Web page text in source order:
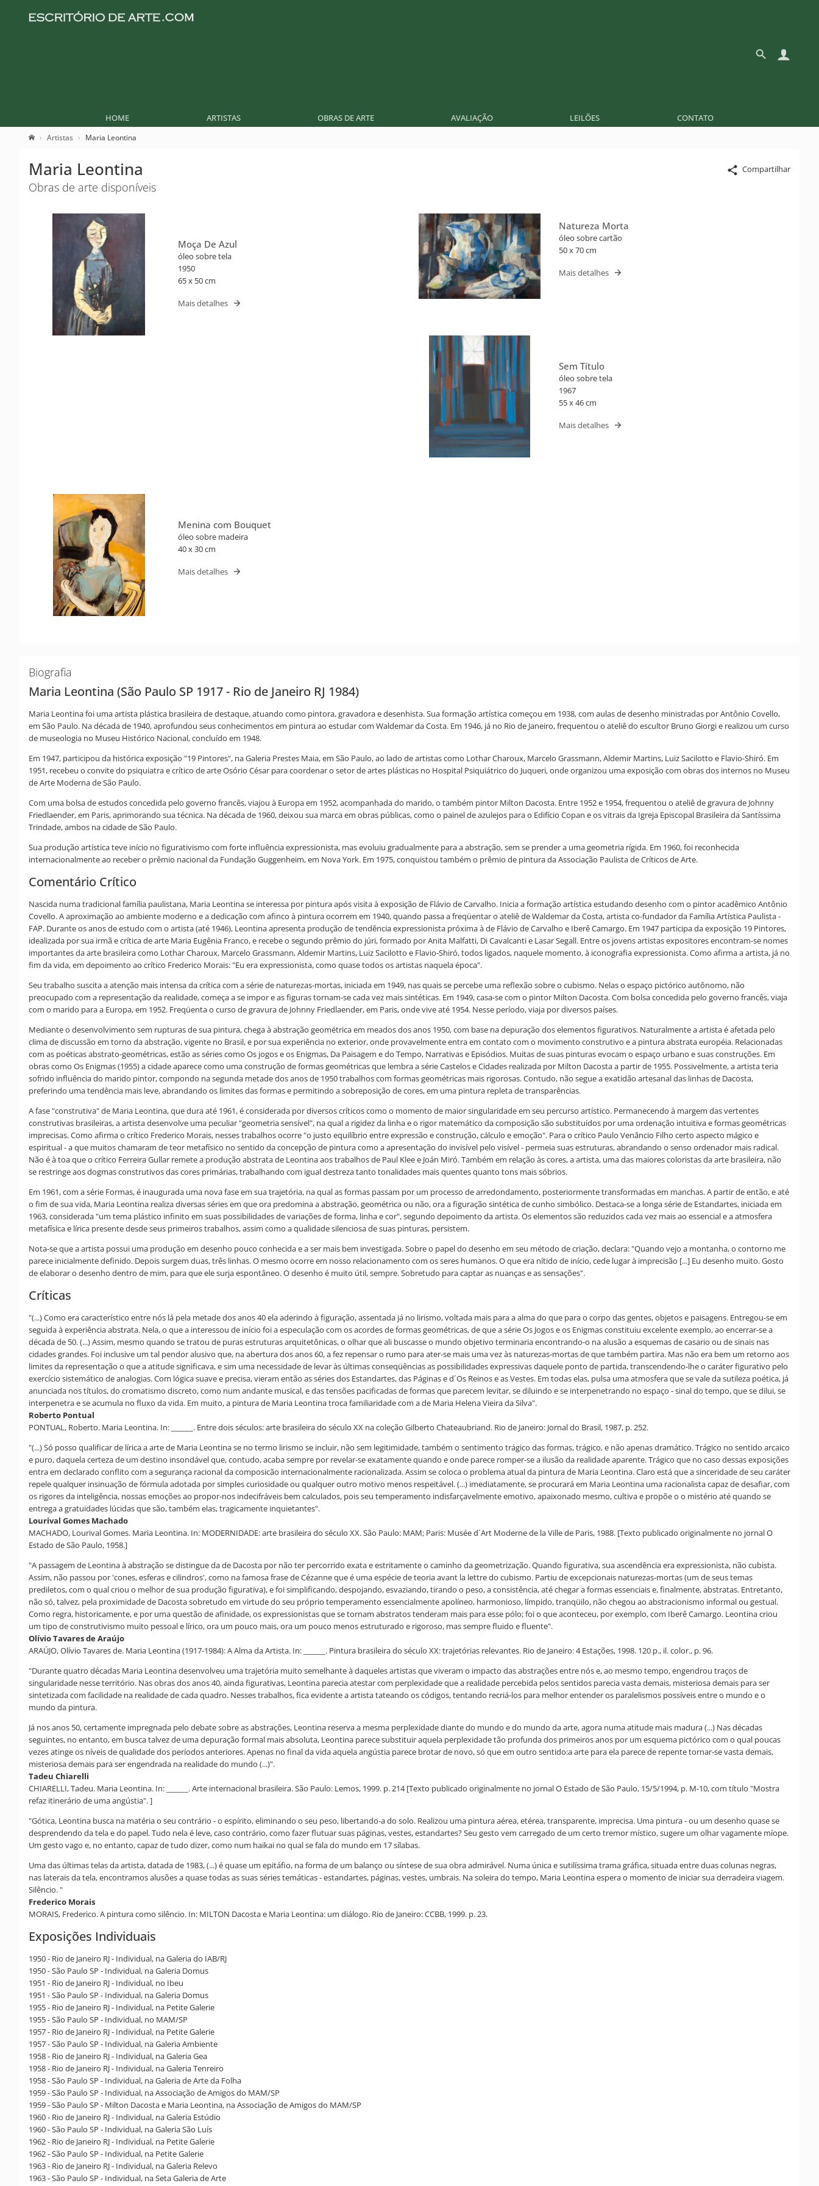
HOME ARTISTAS OBRAS DE ARTE AVALIAÇÃO LEILÕES CONTATO
Artistas Maria Leontina
Compartilhar
Maria Leontina
Obras de arte disponíveis
Moça De Azul
óleo sobre tela
1950
65 x 50 cm
Mais detalhes
Natureza Morta
óleo sobre cartão
50 x 70 cm
Mais detalhes
Sem Título
óleo sobre tela
1967
55 x 46 cm
Mais detalhes
Menina com Bouquet
óleo sobre madeira
40 x 30 cm
Mais detalhes
Biografia
Maria Leontina (São Paulo SP 1917 - Rio de Janeiro RJ 1984)
Maria Leontina foi uma artista plástica brasileira de destaque, atuando como pintora, gravadora e desenhista. Sua formação artística começou em 1938, com aulas de desenho ministradas por Antônio Covello,
em São Paulo. Na década de 1940, aprofundou seus conhecimentos em pintura ao estudar com Waldemar da Costa. Em 1946, já no Rio de Janeiro, frequentou o ateliê do escultor Bruno Giorgi e realizou um curso
de museologia no Museu Histórico Nacional, concluído em 1948.
Em 1947, participou da histórica exposição "19 Pintores", na Galeria Prestes Maia, em São Paulo, ao lado de artistas como Lothar Charoux, Marcelo Grassmann, Aldemir Martins, Luiz Sacilotto e Flavio-Shiró. Em
1951, recebeu o convite do psiquiatra e crítico de arte Osório César para coordenar o setor de artes plásticas no Hospital Psiquiátrico do Juqueri, onde organizou uma exposição com obras dos internos no Museu
de Arte Moderna de São Paulo.
Com uma bolsa de estudos concedida pelo governo francês, viajou à Europa em 1952, acompanhada do marido, o também pintor Milton Dacosta. Entre 1952 e 1954, frequentou o ateliê de gravura de Johnny
Friedlaender, em Paris, aprimorando sua técnica. Na década de 1960, deixou sua marca em obras públicas, como o painel de azulejos para o Edifício Copan e os vitrais da Igreja Episcopal Brasileira da Santíssima
Trindade, ambos na cidade de São Paulo.
Sua produção artística teve início no figurativismo com forte influência expressionista, mas evoluiu gradualmente para a abstração, sem se prender a uma geometria rígida. Em 1960, foi reconhecida
internacionalmente ao receber o prêmio nacional da Fundação Guggenheim, em Nova York. Em 1975, conquistou também o prêmio de pintura da Associação Paulista de Críticos de Arte.
Comentário Crítico
Nascida numa tradicional família paulistana, Maria Leontina se interessa por pintura após visita à exposição de Flávio de Carvalho. Inicia a formação artística estudando desenho com o pintor acadêmico Antônio
Covello. A aproximação ao ambiente moderno e a dedicação com afinco à pintura ocorrem em 1940, quando passa a freqüentar o ateliê de Waldemar da Costa, artista co-fundador da Família Artística Paulista -
FAP. Durante os anos de estudo com o artista (até 1946), Leontina apresenta produção de tendência expressionista próxima à de Flávio de Carvalho e Iberê Camargo. Em 1947 participa da exposição 19 Pintores,
idealizada por sua irmã e crítica de arte Maria Eugênia Franco, e recebe o segundo prêmio do júri, formado por Anita Malfatti, Di Cavalcanti e Lasar Segall. Entre os jovens artistas expositores encontram-se nomes
importantes da arte brasileira como Lothar Charoux, Marcelo Grassmann, Aldemir Martins, Luiz Sacilotto e Flavio-Shiró, todos ligados, naquele momento, à iconografia expressionista. Como afirma a artista, já no
fim da vida, em depoimento ao crítico Frederico Morais: "Eu era expressionista, como quase todos os artistas naquela época".
Seu trabalho suscita a atenção mais intensa da crítica com a série de naturezas-mortas, iniciada em 1949, nas quais se percebe uma reflexão sobre o cubismo. Nelas o espaço pictórico autônomo, não
preocupado com a representação da realidade, começa a se impor e as figuras tornam-se cada vez mais sintéticas. Em 1949, casa-se com o pintor Milton Dacosta. Com bolsa concedida pelo governo francês, viaja
com o marido para a Europa, em 1952. Freqüenta o curso de gravura de Johnny Friedlaender, em Paris, onde vive até 1954. Nesse período, viaja por diversos países.
Mediante o desenvolvimento sem rupturas de sua pintura, chega à abstração geométrica em meados dos anos 1950, com base na depuração dos elementos figurativos. Naturalmente a artista é afetada pelo
clima de discussão em torno da abstração, vigente no Brasil, e por sua experiência no exterior, onde provavelmente entra em contato com o movimento construtivo e a pintura abstrata européia. Relacionadas
com as poéticas abstrato-geométricas, estão as séries como Os jogos e os Enigmas, Da Paisagem e do Tempo, Narrativas e Episódios. Muitas de suas pinturas evocam o espaço urbano e suas construções. Em
obras como Os Enigmas (1955) a cidade aparece como uma construção de formas geométricas que lembra a série Castelos e Cidades realizada por Milton Dacosta a partir de 1955. Possivelmente, a artista teria
sofrido influência do marido pintor, compondo na segunda metade dos anos de 1950 trabalhos com formas geométricas mais rigorosas. Contudo, não segue a exatidão artesanal das linhas de Dacosta,
preferindo uma tendência mais leve, abrandando os limites das formas e permitindo a sobreposição de cores, em uma pintura repleta de transparências.
A fase "construtiva" de Maria Leontina, que dura até 1961, é considerada por diversos críticos como o momento de maior singularidade em seu percurso artístico. Permanecendo à margem das vertentes
construtivas brasileiras, a artista desenvolve uma peculiar "geometria sensível", na qual a rigidez da linha e o rigor matemático da composição são substituídos por uma ordenação intuitiva e formas geométricas
imprecisas. Como afirma o crítico Frederico Morais, nesses trabalhos ocorre "o justo equilíbrio entre expressão e construção, cálculo e emoção". Para o crítico Paulo Venâncio Filho certo aspecto mágico e
espiritual - a que muitos chamaram de teor metafísico no sentido da concepção de pintura como a apresentação do invisível pelo visível - permeia suas estruturas, abrandando o senso ordenador mais radical.
Não é à toa que o crítico Ferreira Gullar remete a produção abstrata de Leontina aos trabalhos de Paul Klee e Joán Miró. Também em relação às cores, a artista, uma das maiores coloristas da arte brasileira, não
se restringe aos dogmas construtivos das cores primárias, trabalhando com igual destreza tanto tonalidades mais quentes quanto tons mais sóbrios.
Em 1961, com a série Formas, é inaugurada uma nova fase em sua trajetória, na qual as formas passam por um processo de arredondamento, posteriormente transformadas em manchas. A partir de então, e até
o fim de sua vida, Maria Leontina realiza diversas séries em que ora predomina a abstração, geométrica ou não, ora a figuração sintética de cunho simbólico. Destaca-se a longa série de Estandartes, iniciada em
1963, considerada "um tema plástico infinito em suas possibilidades de variações de forma, linha e cor", segundo depoimento da artista. Os elementos são reduzidos cada vez mais ao essencial e a atmosfera
metafísica e lírica presente desde seus primeiros trabalhos, assim como a qualidade silenciosa de suas pinturas, persistem.
Nota-se que a artista possui uma produção em desenho pouco conhecida e a ser mais bem investigada. Sobre o papel do desenho em seu método de criação, declara: "Quando vejo a montanha, o contorno me
parece inicialmente definido. Depois surgem duas, três linhas. O mesmo ocorre em nosso relacionamento com os seres humanos. O que era nítido de início, cede lugar à imprecisão [...] Eu desenho muito. Gosto
de elaborar o desenho dentro de mim, para que ele surja espontâneo. O desenho é muito útil, sempre. Sobretudo para captar as nuanças e as sensações".
Críticas
"(...) Como era característico entre nós lá pela metade dos anos 40 ela aderindo à figuração, assentada já no lirismo, voltada mais para a alma do que para o corpo das gentes, objetos e paisagens. Entregou-se em
seguida à experiência abstrata. Nela, o que a interessou de início foi a especulação com os acordes de formas geométricas, de que a série Os Jogos e os Enigmas constituiu excelente exemplo, ao encerrar-se a
década de 50. (...) Assim, mesmo quando se tratou de puras estruturas arquitetônicas, o olhar que ali buscasse o mundo objetivo terminaria encontrando-o na alusão a esquemas de casario ou de sinais nas
cidades grandes. Foi inclusive um tal pendor alusivo que, na abertura dos anos 60, a fez repensar o rumo para ater-se mais uma vez às naturezas-mortas de que também partira. Mas não era bem um retorno aos
limites da representação o que a atitude significava, e sim uma necessidade de levar às últimas conseqüências as possibilidades expressivas daquele ponto de partida, transcendendo-lhe o caráter figurativo pelo
exercício sistemático de analogias. Com lógica suave e precisa, vieram então as séries dos Estandartes, das Páginas e d´Os Reinos e as Vestes. Em todas elas, pulsa uma atmosfera que se vale da sutileza poética, já
anunciada nos títulos, do cromatismo discreto, como num andante musical, e das tensões pacificadas de formas que parecem levitar, se diluindo e se interpenetrando no espaço - sinal do tempo, que se dilui, se
interpenetra e se acumula no fluxo da vida. Em muito, a pintura de Maria Leontina troca familiaridade com a de Maria Helena Vieira da Silva".
Roberto Pontual
PONTUAL, Roberto. Maria Leontina. In: ______. Entre dois séculos: arte brasileira do século XX na coleção Gilberto Chateaubriand. Rio de Janeiro: Jornal do Brasil, 1987, p. 252.
"(...) Só posso qualificar de lírica a arte de Maria Leontina se no termo lirismo se incluir, não sem legitimidade, também o sentimento trágico das formas, trágico, e não apenas dramático. Trágico no sentido arcaico
e puro, daquela certeza de um destino insondável que, contudo, acaba sempre por revelar-se exatamente quando e onde parece romper-se a ilusão da realidade aparente. Trágico que no caso dessas exposições
entra em declarado conflito com a segurança racional da composicão internacionalmente racionalizada. Assim se coloca o problema atual da pintura de Maria Leontina. Claro está que a sinceridade de seu caráter
repele qualquer insinuação de fórmula adotada por simples curiosidade ou qualquer outro motivo menos respeitável. (...) imediatamente, se procurará em Maria Leontina uma racionalista capaz de desafiar, com
os rigores da inteligência, nossas emoções ao propor-nos indecifráveis bem calculados, pois seu temperamento indisfarçavelmente emotivo, apaixonado mesmo, cultiva e propõe o o mistério até quando se
entrega a gratuidades lúcidas que são, também elas, tragicamente inquietantes".
Lourival Gomes Machado
MACHADO, Lourival Gomes. Maria Leontina. In: MODERNIDADE: arte brasileira do século XX. São Paulo: MAM; Paris: Musée d´Art Moderne de la Ville de Paris, 1988. [Texto publicado originalmente no jornal O
Estado de São Paulo, 1958.]
"A passagem de Leontina à abstração se distingue da de Dacosta por não ter percorrido exata e estritamente o caminho da geometrização. Quando figurativa, sua ascendência era expressionista, não cubista.
Assim, não passou por 'cones, esferas e cilindros', como na famosa frase de Cézanne que é uma espécie de teoria avant la lettre do cubismo. Partiu de excepcionais naturezas-mortas (um de seus temas
prediletos, com o qual criou o melhor de sua produção figurativa), e foi simplificando, despojando, esvaziando, tirando o peso, a consistência, até chegar a formas essenciais e, finalmente, abstratas. Entretanto,
não só, talvez, pela proximidade de Dacosta sobretudo em virtude do seu próprio temperamento essencialmente apolíneo, harmonioso, límpido, tranqüilo, não chegou ao abstracionismo informal ou gestual.
Como regra, historicamente, e por uma questão de afinidade, os expressionistas que se tornam abstratos tenderam mais para esse pólo; foi o que aconteceu, por exemplo, com Iberê Camargo. Leontina criou
um tipo de construtivismo muito pessoal e lírico, ora um pouco mais, ora um pouco menos estruturado e rigoroso, mas sempre fluido e fluente".
Olívio Tavares de Araújo
ARAÚJO, Olívio Tavares de. Maria Leontina (1917-1984): A Alma da Artista. In: ______. Pintura brasileira do século XX: trajetórias relevantes. Rio de Janeiro: 4 Estações, 1998. 120 p., il. color., p. 96.
"Durante quatro décadas Maria Leontina desenvolveu uma trajetória muito semelhante à daqueles artistas que viveram o impacto das abstrações entre nós e, ao mesmo tempo, engendrou traços de
singularidade nesse território. Nas obras dos anos 40, ainda figurativas, Leontina parecia atestar com perplexidade que a realidade percebida pelos sentidos parecia vasta demais, misteriosa demais para ser
sintetizada com facilidade na realidade de cada quadro. Nesses trabalhos, fica evidente a artista tateando os códigos, tentando recriá-los para melhor entender os paralelismos possíveis entre o mundo e o
mundo da pintura.
Já nos anos 50, certamente impregnada pelo debate sobre as abstrações, Leontina reserva a mesma perplexidade diante do mundo e do mundo da arte, agora numa atitude mais madura (...) Nas décadas
seguintes, no entanto, em busca talvez de uma depuração formal mais absoluta, Leontina parece substituir aquela perplexidade tão profunda dos primeiros anos por um esquema pictórico com o qual poucas
vezes atinge os níveis de qualidade dos períodos anteriores. Apenas no final da vida aquela angústia parece brotar de novo, só que em outro sentido:a arte para ela parece de repente tornar-se vasta demais,
misteriosa demais para ser engendrada na realidade do mundo (...)".
Tadeu Chiarelli
CHIARELLI, Tadeu. Maria Leontina. In: ______. Arte internacional brasileira. São Paulo: Lemos, 1999. p. 214 [Texto publicado originalmente no jornal O Estado de São Paulo, 15/5/1994, p. M-10, com título "Mostra
refaz itinerário de uma angústia". ]
"Gótica, Leontina busca na matéria o seu contrário - o espírito, eliminando o seu peso, libertando-a do solo. Realizou uma pintura aérea, etérea, transparente, imprecisa. Uma pintura - ou um desenho quase se
desprendendo da tela e do papel. Tudo nela é leve, caso contrário, como fazer flutuar suas páginas, vestes, estandartes? Seu gesto vem carregado de um certo tremor místico, sugere um olhar vagamente míope.
Um gesto vago e, no entanto, capaz de tudo dizer, como num haikai no qual se fala do mundo em 17 sílabas.
Uma das últimas telas da artista, datada de 1983, (...) é quase um epitáfio, na forma de um balanço ou síntese de sua obra admirável. Numa única e sutilíssima trama gráfica, situada entre duas colunas negras,
nas laterais da tela, encontramos alusões a quase todas as suas séries temáticas - estandartes, páginas, vestes, umbrais. Na soleira do tempo, Maria Leontina espera o momento de iniciar sua derradeira viagem.
Silêncio. "
Frederico Morais
MORAIS, Frederico. A pintura como silêncio. In: MILTON Dacosta e Maria Leontina: um diálogo. Rio de Janeiro: CCBB, 1999. p. 23.
Exposições Individuais
1950 - Rio de Janeiro RJ - Individual, na Galeria do IAB/RJ
1950 - São Paulo SP - Individual, na Galeria Domus
1951 - Rio de Janeiro RJ - Individual, no Ibeu
1951 - São Paulo SP - Individual, na Galeria Domus
1955 - Rio de Janeiro RJ - Individual, na Petite Galerie
1955 - São Paulo SP - Individual, no MAM/SP
1957 - Rio de Janeiro RJ - Individual, na Petite Galerie
1957 - São Paulo SP - Individual, na Galeria Ambiente
1958 - Rio de Janeiro RJ - Individual, na Galeria Gea
1958 - Rio de Janeiro RJ - Individual, na Galeria Tenreiro
1958 - São Paulo SP - Individual, na Galeria de Arte da Folha
1959 - São Paulo SP - Individual, na Associação de Amigos do MAM/SP
1959 - São Paulo SP - Milton Dacosta e Maria Leontina, na Associação de Amigos do MAM/SP
1960 - Rio de Janeiro RJ - Individual, na Galeria Estúdio
1960 - São Paulo SP - Individual, na Galeria São Luís
1962 - Rio de Janeiro RJ - Individual, na Petite Galerie
1962 - São Paulo SP - Individual, na Petite Galerie
1963 - Rio de Janeiro RJ - Individual, na Galeria Relevo
1963 - São Paulo SP - Individual, na Seta Galeria de Arte